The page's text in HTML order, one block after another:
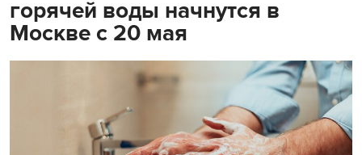
горячей воды начнутся в
Москве с 20 мая